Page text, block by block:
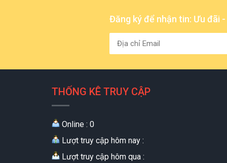
Đăng ký để nhận tin: Ưu đãi
THỐNG KÊ TRUY CẬP
Online : 0
Lượt truy cập hôm nay :
Lượt truy cập hôm qua :